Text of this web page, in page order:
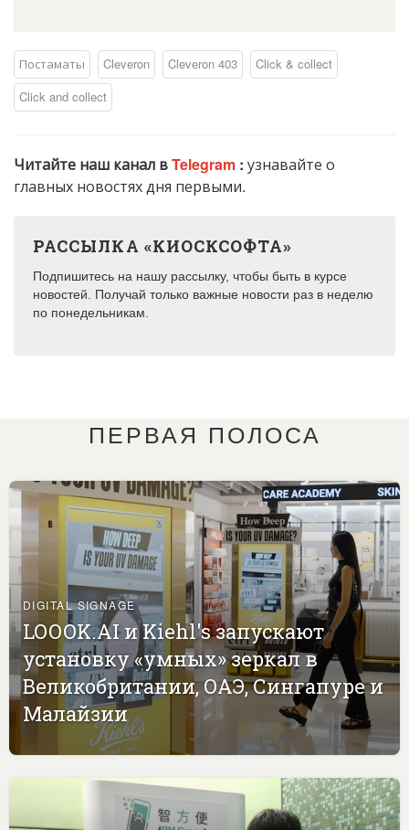
Постаматы Cleveron Cleveron 403
Click & collect
Click and collect
Читайте наш канал вTelegram : узнавайте о
главных новостях дня первыми.
РАССЫЛКА «КИОСКСОФТА»
Подпишитесь на нашу рассылку, чтобы быть в курсе
новостей. Получай только важные новости раз в неделю
по понедельникам.
ПЕРВАЯ ПОЛОСА
DIGITAL SIGNAGE
LOOOK.AI и Kiehl's запускают
установку «умных» зеркал в
Великобритании, ОАЭ, Сингапуре и
Малайзии